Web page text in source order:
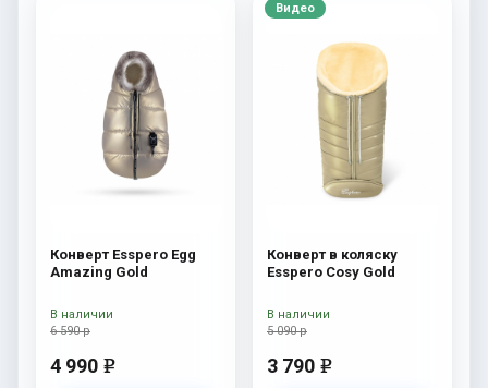
Конверт Esspero Egg
Amazing Gold
6 590 р
4 990 e
В наличии
Видео
Конверт в коляску
Esspero Cosy Gold
5 090 р
3 790 e
В наличии